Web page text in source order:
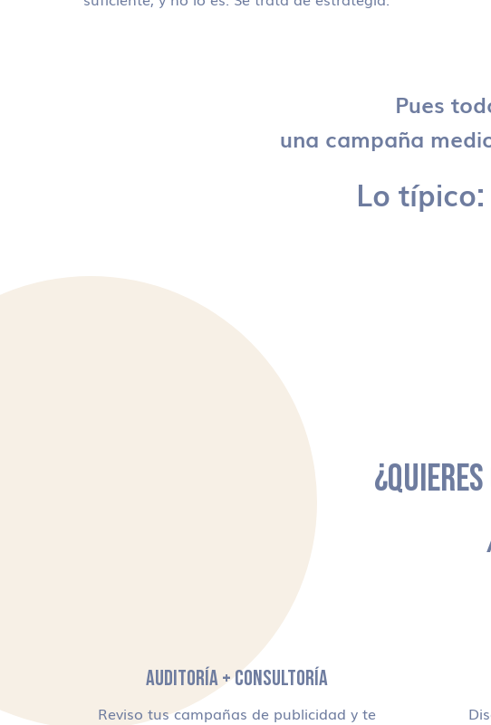
Pues
una campaña
Lo
AUDITORÍA + CONSULTORÍA
Reviso tus campañas de publicidad y te